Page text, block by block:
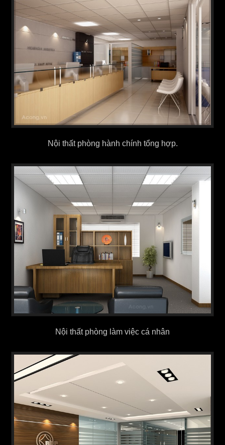
Nội thất phòng hành chính tổng hợp.
Nội thất phòng làm việc cá nhân